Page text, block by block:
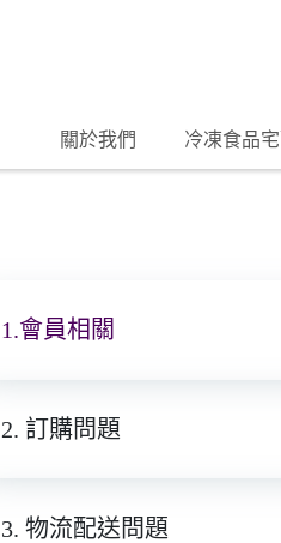
關於我們 冷凍食品
1.會員相關
2. 訂購問題
3. 物流配送問題